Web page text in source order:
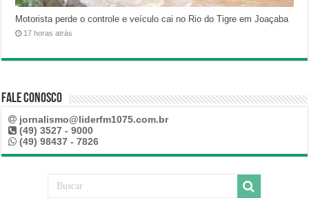
Motorista perde o controle e veículo cai no Rio do Tigre em Joaçaba
17 horas atrás
Fale Conosco
jornalismo@liderfm1075.com.br
(49) 3527 - 9000
(49) 98437 - 7826